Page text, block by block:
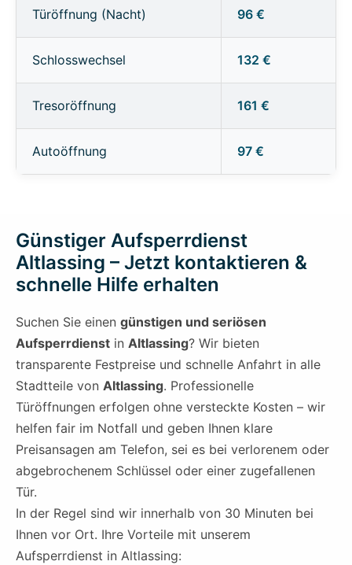
Türöffnung (Nacht) 96 €
Schlosswechsel 132 €
Tresoröffnung 161 €
Autoöffnung 97 €
Günstiger Aufsperrdienst
Altlassing – Jetzt kontaktieren &
schnelle Hilfe erhalten
Suchen Sie einen günstigen und seriösen
Aufsperrdienst in Altlassing? Wir bieten
transparente Festpreise und schnelle Anfahrt in alle
Stadtteile von Altlassing. Professionelle
Türöffnungen erfolgen ohne versteckte Kosten – wir
helfen fair im Notfall und geben Ihnen klare
Preisansagen am Telefon, sei es bei verlorenem oder
abgebrochenem Schlüssel oder einer zugefallenen
Tür.
In der Regel sind wir innerhalb von 30 Minuten bei
Ihnen vor Ort. Ihre Vorteile mit unserem
Aufsperrdienst in Altlassing: